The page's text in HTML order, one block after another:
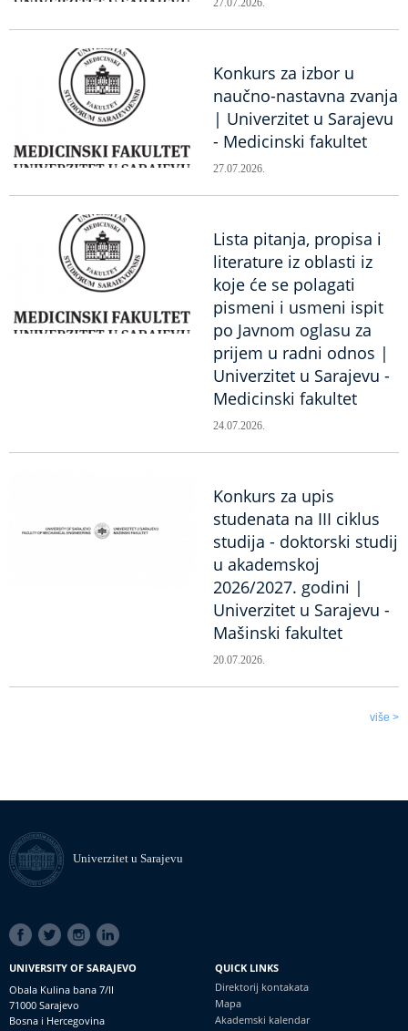
27.07.2026.
Konkurs za izbor u
naučno-nastavna zvanja
| Univerzitet u Sarajevu
- Medicinski fakultet
27.07.2026.
Lista pitanja, propisa i
literature iz oblasti iz
koje će se polagati
pismeni i usmeni ispit
po Javnom oglasu za
prijem u radni odnos |
Univerzitet u Sarajevu -
Medicinski fakultet
24.07.2026.
Konkurs za upis
studenata na III ciklus
studija - doktorski studij
u akademskoj
2026/2027. godini |
Univerzitet u Sarajevu -
Mašinski fakultet
20.07.2026.
više >
Univerzitet u Sarajevu
SOCIAL
LINKS
UNIVERSITY OF SARAJEVO
Obala Kulina bana 7/II
71000 Sarajevo
Bosna i Hercegovina
QUICK LINKS
Direktorij kontakata
Mapa
Akademski kalendar